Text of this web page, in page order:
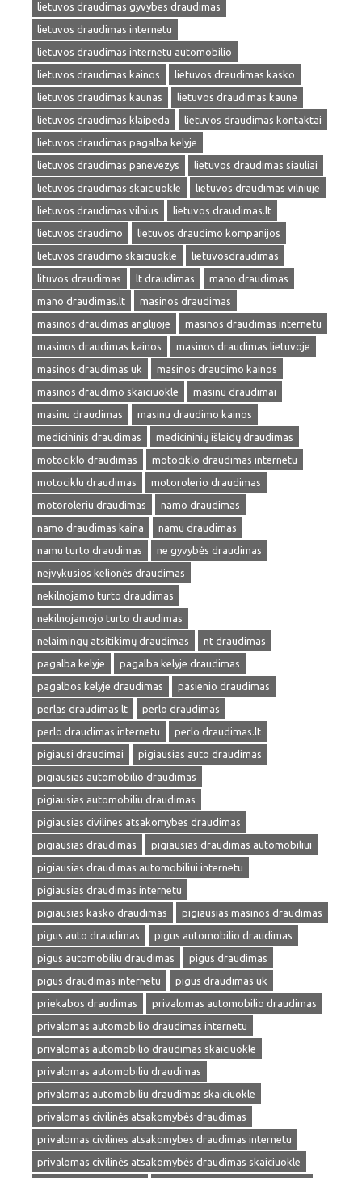
lietuvos draudimas gyvybes draudimas
lietuvos draudimas internetu
lietuvos draudimas internetu automobilio
lietuvos draudimas kainos
lietuvos draudimas kasko
lietuvos draudimas kaunas
lietuvos draudimas kaune
lietuvos draudimas klaipeda
lietuvos draudimas kontaktai
lietuvos draudimas pagalba kelyje
lietuvos draudimas panevezys
lietuvos draudimas siauliai
lietuvos draudimas skaiciuokle
lietuvos draudimas vilniuje
lietuvos draudimas vilnius
lietuvos draudimas.lt
lietuvos draudimo
lietuvos draudimo kompanijos
lietuvos draudimo skaiciuokle
lietuvosdraudimas
lituvos draudimas
lt draudimas
mano draudimas
mano draudimas.lt
masinos draudimas
masinos draudimas anglijoje
masinos draudimas internetu
masinos draudimas kainos
masinos draudimas lietuvoje
masinos draudimas uk
masinos draudimo kainos
masinos draudimo skaiciuokle
masinu draudimai
masinu draudimas
masinu draudimo kainos
medicininis draudimas
medicininių išlaidų draudimas
motociklo draudimas
motociklo draudimas internetu
motociklu draudimas
motorolerio draudimas
motoroleriu draudimas
namo draudimas
namo draudimas kaina
namu draudimas
namu turto draudimas
ne gyvybės draudimas
neįvykusios kelionės draudimas
nekilnojamo turto draudimas
nekilnojamojo turto draudimas
nelaimingų atsitikimų draudimas
nt draudimas
pagalba kelyje
pagalba kelyje draudimas
pagalbos kelyje draudimas
pasienio draudimas
perlas draudimas lt
perlo draudimas
perlo draudimas internetu
perlo draudimas.lt
pigiausi draudimai
pigiausias auto draudimas
pigiausias automobilio draudimas
pigiausias automobiliu draudimas
pigiausias civilines atsakomybes draudimas
pigiausias draudimas
pigiausias draudimas automobiliui
pigiausias draudimas automobiliui internetu
pigiausias draudimas internetu
pigiausias kasko draudimas
pigiausias masinos draudimas
pigus auto draudimas
pigus automobilio draudimas
pigus automobiliu draudimas
pigus draudimas
pigus draudimas internetu
pigus draudimas uk
priekabos draudimas
privalomas automobilio draudimas
privalomas automobilio draudimas internetu
privalomas automobilio draudimas skaiciuokle
privalomas automobiliu draudimas
privalomas automobiliu draudimas skaiciuokle
privalomas civilinės atsakomybės draudimas
privalomas civilines atsakomybes draudimas internetu
privalomas civilinės atsakomybės draudimas skaiciuokle